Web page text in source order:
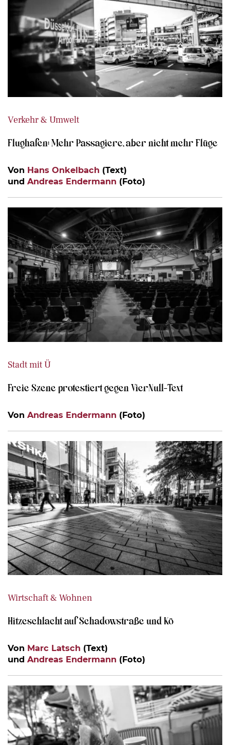
Verkehr & Umwelt
Flughafen: Mehr Passagiere, aber nicht mehr Flüge
Von Hans Onkelbach (Text)
und Andreas Endermann (Foto)
Stadt mit Ü
Freie Szene protestiert gegen VierNull-Text
Von Andreas Endermann (Foto)
Wirtschaft & Wohnen
Hitzeschlacht auf Schadowstraße und Kö
Von Marc Latsch (Text)
und Andreas Endermann (Foto)